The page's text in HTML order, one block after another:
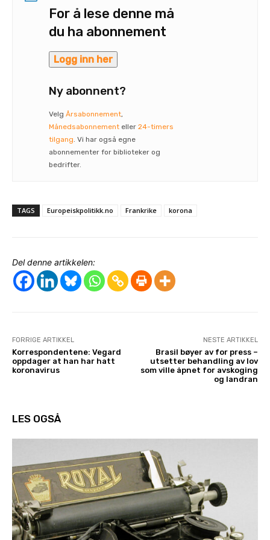
For å lese denne må
du ha abonnement
Logg inn her
Ny abonnent?
Velg Årsabonnement,
Månedsabonnement eller 24-timers
tilgang. Vi har også egne
abonnementer for biblioteker og
bedrifter.
TAGS Europeiskpolitikk.no Frankrike korona
Del denne artikkelen:
FORRIGE ARTIKKEL
Korrespondentene: Vegard
oppdager at han har hatt
koronavirus
NESTE ARTIKKEL
Brasil bøyer av for press –
utsetter behandling av lov
som ville åpnet for avskoging
og landran
LES OGSÅ